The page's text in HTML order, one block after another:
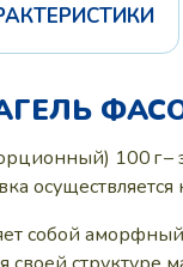
100 г –
собой